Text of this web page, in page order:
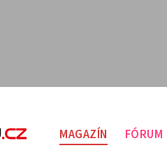
MAGAZÍN FÓRUM